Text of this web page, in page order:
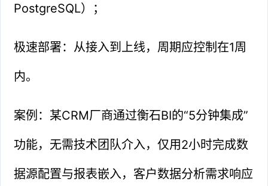
PostgreSQL）；
极速部署：从接入到上线，周期应控制在1周
内。
案例：某CRM厂商通过衡石BI的“5分钟集成”
功能，无需技术团队介入，仅用2小时完成数
据源配置与报表嵌入，客户数据分析需求响应